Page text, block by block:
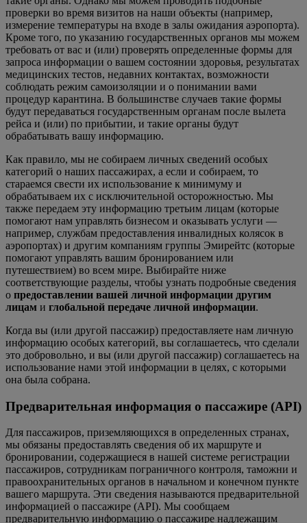
проверки во время визитов на наши объекты (например,
измерение температуры на входе в залы ожидания аэропорта).
Кроме того, по указанию государственных органов мы можем
требовать от вас и (или) проверять определенные формы для
запроса информации о вашем состоянии здоровья, результатах
медицинских тестов, недавних контактах, возможности
соблюдать режим самоизоляции и о понимании вами
процедур карантина. В большинстве случаев такие формы
будут передаваться государственным органам после вылета
рейса и (или) по прибытии, и такие органы будут
обрабатывать вашу информацию.
Как правило, мы не собираем личных сведений особых
категорий о наших пассажирах, а если и собираем, то
стараемся свести их использование к минимуму и
обрабатываем их с исключительной осторожностью. Мы
также передаем эту информацию третьим лицам (которые
помогают нам управлять бизнесом и оказывать услуги —
например, службам предоставления инвалидных колясок в
аэропортах) и другим компаниям группы Эмирейтс (которые
помогают управлять вашим бронированием или
путешествием) во всем мире. Выбирайте ниже
соответствующие разделы, чтобы узнать подробные сведения
о предоставлении вашей личной информации другим
лицам и глобальной передаче личной информации.
Когда вы (или другой пассажир) предоставляете нам личную
информацию особых категорий, вы соглашаетесь, что сделали
это добровольно, и вы (или другой пассажир) соглашаетесь на
использование нами этой информации в целях, с которыми
она была собрана.
Предварительная информация о пассажире (API)
Для пассажиров, приземляющихся в определенных странах,
мы обязаны предоставлять сведения об их маршруте и
бронировании, содержащиеся в нашей системе регистрации
пассажиров, сотрудникам пограничного контроля, таможни и
правоохранительных органов в начальном и конечном пункте
вашего маршрута. Эти сведения называются предварительной
информацией о пассажире (API). Мы сообщаем
предварительную информацию о пассажире надлежащим